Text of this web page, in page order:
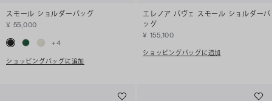
スモール ショルダーバッグ
¥ 55,000
+4
ショッピングバッグに追加
エレノア パヴェ スモール ショルダーバ
ッグ
¥ 155,100
ショッピングバッグに追加